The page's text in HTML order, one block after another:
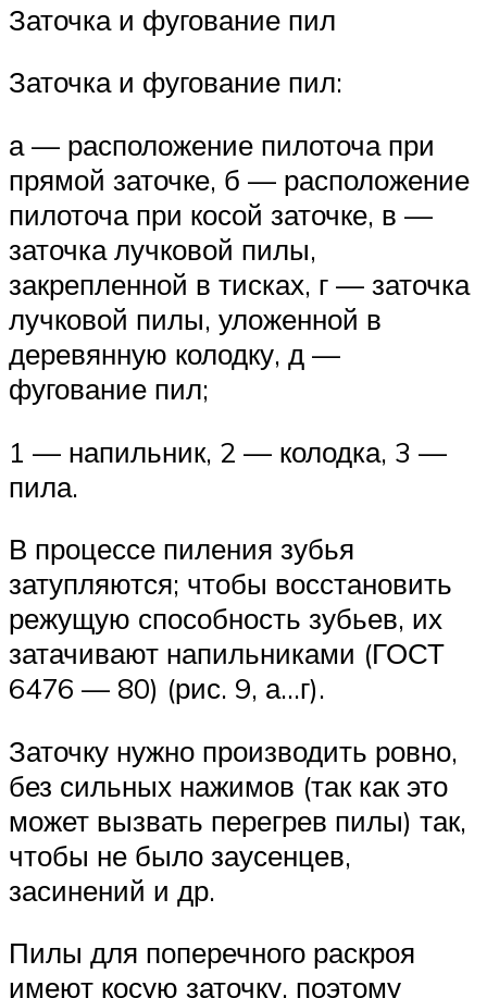
Заточка и фугование пил
Заточка и фугование пил:
а — расположение пилоточа при
прямой заточке, б — расположение
пилоточа при косой заточке, в —
заточка лучковой пилы,
закрепленной в тисках, г — заточка
лучковой пилы, уложенной в
деревянную колодку, д —
фугование пил;
1 — напильник, 2 — колодка, 3 —
пила.
В процессе пиления зубья
затупляются; чтобы восстановить
режущую способность зубьев, их
затачивают напильниками (ГОСТ
6476 — 80) (рис. 9, а…г).
Заточку нужно производить ровно,
без сильных нажимов (так как это
может вызвать перегрев пилы) так,
чтобы не было заусенцев,
засинений и др.
Пилы для поперечного раскроя
имеют косую заточку, поэтому